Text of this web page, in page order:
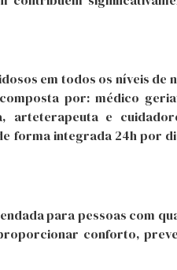
em todos os níveis
por: médico
arteterapeuta e
forma integrada 24h por
para pessoas com
conforto,